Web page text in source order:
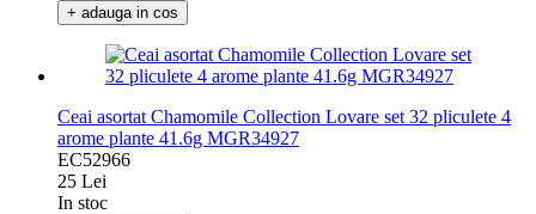
+ adauga in cos
Ceai asortat Chamomile Collection Lovare set 32 pliculete 4
arome plante 41.6g MGR34927
EC52966
25 Lei
In stoc